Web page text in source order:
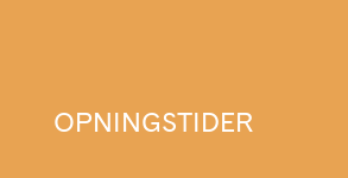
OPNINGSTIDER